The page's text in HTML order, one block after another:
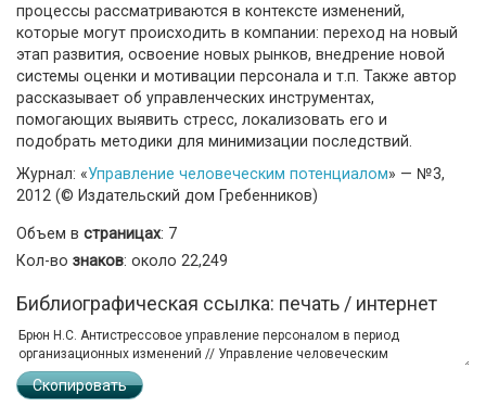
процессы рассматриваются в контексте изменений,
которые могут происходить в компании: переход на новый
этап развития, освоение новых рынков, внедрение новой
системы оценки и мотивации персонала и т.п. Также автор
рассказывает об управленческих инструментах,
помогающих выявить стресс, локализовать его и
подобрать методики для минимизации последствий.
Журнал: «Управление человеческим потенциалом» — №3,
2012 (© Издательский дом Гребенников)
Объем в страницах: 7
Кол-во знаков: около 22,249
Библиографическая ссылка: печать / интернет
Скопировать